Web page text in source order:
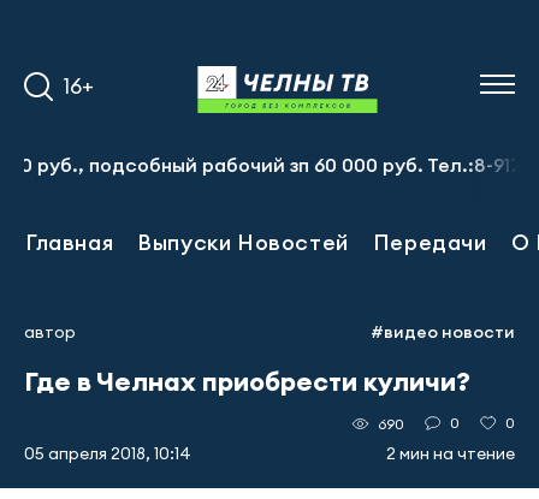
16+
подсобный рабочий зп 60 000 руб. Тел.:8-917-913-
Главная Выпуски Новостей Передачи О
автор #видео новости
Где в Челнах приобрести куличи?
05 апреля 2018, 10:14
690 0 0
2 мин на чтение